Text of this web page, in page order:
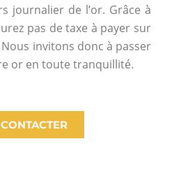
journalier de l’or. Grâce à
pas de taxe à payer sur
invitons donc à passer
or en toute tranquillité.